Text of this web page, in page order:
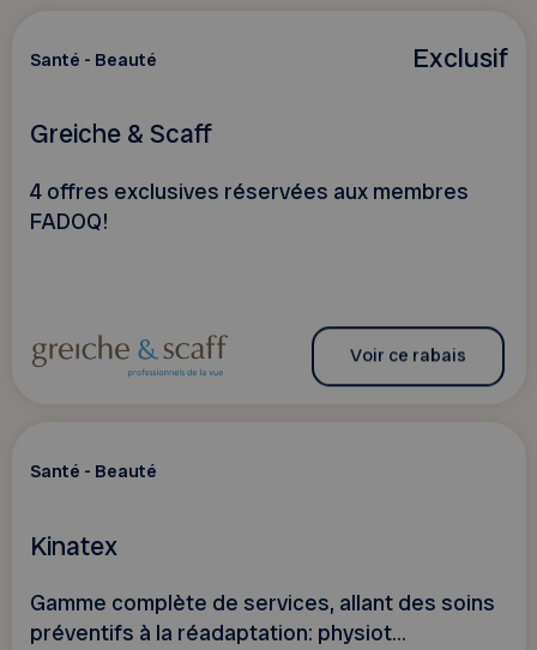
Exclusif
Santé - Beauté
Greiche & Scaff
4 offres exclusives réservées aux membres
FADOQ!
Voir ce rabais
Santé - Beauté
Kinatex
Gamme complète de services, allant des soins
préventifs à la réadaptation: physiot...